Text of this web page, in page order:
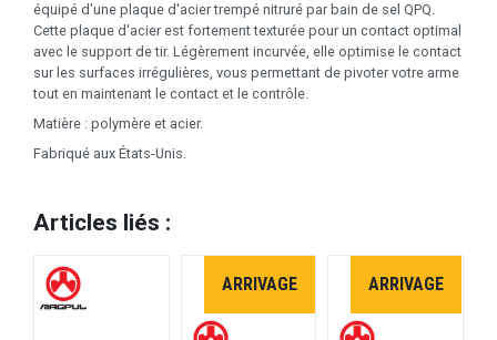
équipé d'une plaque d'acier trempé nitruré par bain de sel QPQ.
Cette plaque d'acier est fortement texturée pour un contact optimal
avec le support de tir. Légèrement incurvée, elle optimise le contact
sur les surfaces irrégulières, vous permettant de pivoter votre arme
tout en maintenant le contact et le contrôle.
Matière : polymère et acier.
Fabriqué aux États-Unis.
Articles liés :
ARRIVAGE ARRIVAGE